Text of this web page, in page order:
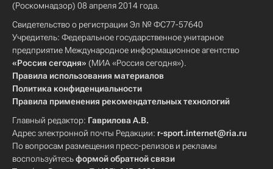
(Роскомнадзор) 08 апреля 2014 года.
Свидетельство о регистрации Эл № ФС77-57640
Учредитель: Федеральное государственное унитарное
предприятие Международное информационное агентство
«Россия сегодня» (МИА «Россия сегодня»).
Правила использования материалов
Политика конфиденциальности
Правила применения рекомендательных технологий
Главный редактор: Гаврилова А.В.
Адрес электронной почты Редакции: r-sport.internet@ria.ru
По вопросам размещения пресс-релизов и рекламы
воспользуйтесьформой обратной связи